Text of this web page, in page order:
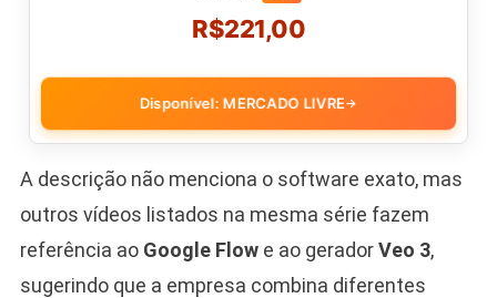
R$221,00
Disponível: MERCADO LIVRE→
A descrição não menciona o software exato, mas
outros vídeos listados na mesma série fazem
referência ao Google Flowe ao geradorVeo 3,
sugerindo que a empresa combina diferentes